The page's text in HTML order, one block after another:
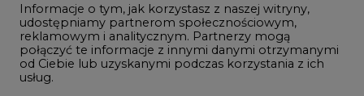
Gospodarka
Geopolityka
LTE450
Informacje o tym, jak korzystasz z naszej witryny,
udostępniamy partnerom społecznościowym,
reklamowym i analitycznym. Partnerzy mogą
połączyć te informacje z innymi danymi otrzymanymi
od Ciebie lub uzyskanymi podczas korzystania z ich
usług.